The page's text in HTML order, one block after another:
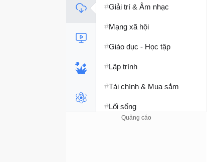
#Giải trí & Âm nhạc
#Mạng xã hội
#Giáo dục - Học tập
#Lập trình
#Tài chính & Mua sắm
#Lối sống